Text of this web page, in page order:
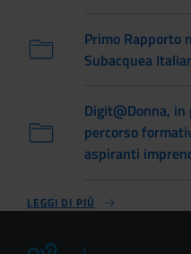
Primo Rapporto
Subacquea
Digit@Donna,
percorso
aspiranti
LEGGI DI PIÙ